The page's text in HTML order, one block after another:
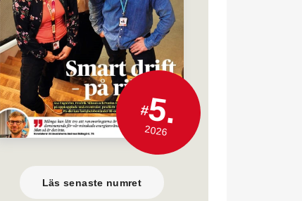
#5.
2026
Läs senaste numret